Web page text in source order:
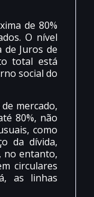
de 80%
O nível
de Juros de
total está
social do
mercado,
80%, não
como
da dívida,
no entanto,
circulares
as linhas